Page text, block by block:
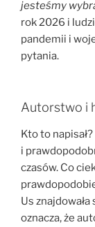
jesteśmy
rok 2026 i
pandemii i
pytania.
Autorstwo i
Kto to
i
czasów. Co
Us
oznacza, że